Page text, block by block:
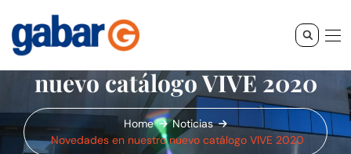
Novedades en nuestro
nuevo catálogo VIVE 2020
Home
Noticias
Novedades en nuestro nuevo catálogo VIVE 2020